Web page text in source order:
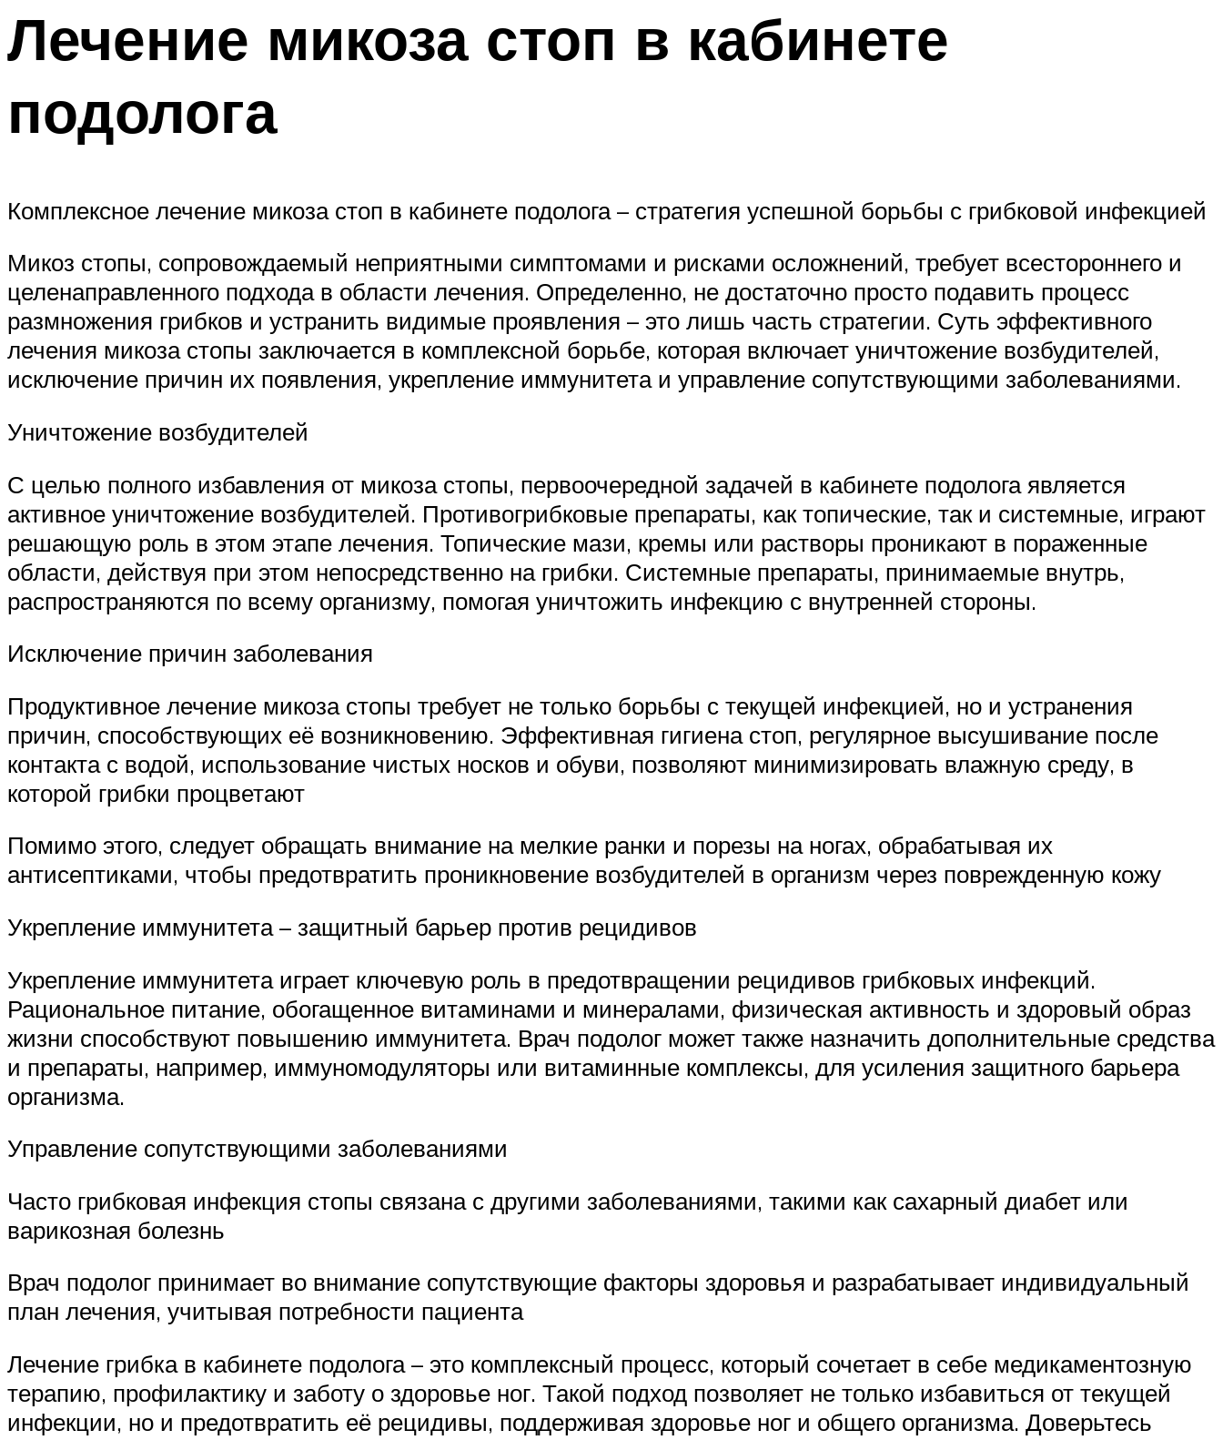
Лечение микоза стоп в кабинете
подолога
Комплексное лечение микоза стоп в кабинете подолога – стратегия успешной борьбы с грибковой инфекцией
Микоз стопы, сопровождаемый неприятными симптомами и рисками осложнений, требует всестороннего и
целенаправленного подхода в области лечения. Определенно, не достаточно просто подавить процесс
размножения грибков и устранить видимые проявления – это лишь часть стратегии. Суть эффективного
лечения микоза стопы заключается в комплексной борьбе, которая включает уничтожение возбудителей,
исключение причин их появления, укрепление иммунитета и управление сопутствующими заболеваниями.
Уничтожение возбудителей
С целью полного избавления от микоза стопы, первоочередной задачей в кабинете подолога является
активное уничтожение возбудителей. Противогрибковые препараты, как топические, так и системные, играют
решающую роль в этом этапе лечения. Топические мази, кремы или растворы проникают в пораженные
области, действуя при этом непосредственно на грибки. Системные препараты, принимаемые внутрь,
распространяются по всему организму, помогая уничтожить инфекцию с внутренней стороны.
Исключение причин заболевания
Продуктивное лечение микоза стопы требует не только борьбы с текущей инфекцией, но и устранения
причин, способствующих её возникновению. Эффективная гигиена стоп, регулярное высушивание после
контакта с водой, использование чистых носков и обуви, позволяют минимизировать влажную среду, в
которой грибки процветают
Помимо этого, следует обращать внимание на мелкие ранки и порезы на ногах, обрабатывая их
антисептиками, чтобы предотвратить проникновение возбудителей в организм через поврежденную кожу
Укрепление иммунитета – защитный барьер против рецидивов
Укрепление иммунитета играет ключевую роль в предотвращении рецидивов грибковых инфекций.
Рациональное питание, обогащенное витаминами и минералами, физическая активность и здоровый образ
жизни способствуют повышению иммунитета. Врач подолог может также назначить дополнительные средства
и препараты, например, иммуномодуляторы или витаминные комплексы, для усиления защитного барьера
организма.
Управление сопутствующими заболеваниями
Часто грибковая инфекция стопы связана с другими заболеваниями, такими как сахарный диабет или
варикозная болезнь
Врач подолог принимает во внимание сопутствующие факторы здоровья и разрабатывает индивидуальный
план лечения, учитывая потребности пациента
Лечение грибка в кабинете подолога – это комплексный процесс, который сочетает в себе медикаментозную
терапию, профилактику и заботу о здоровье ног. Такой подход позволяет не только избавиться от текущей
инфекции, но и предотвратить её рецидивы, поддерживая здоровье ног и общего организма. Доверьтесь